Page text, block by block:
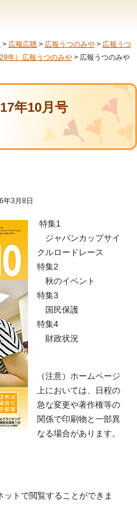
> 広報広聴 > 広報うつのみや > 広報うつ
年）広報うつのみや > 広報うつのみや
年10月号
3月8日
特集1
ジャパンカップサイ
クルロードレース
特集2
秋のイベント
特集3
国民保護
特集4
財政状況
（注意）ホームページ
上においては、日程の
急な変更や著作権等の
関係で印刷物と一部異
なる場合があります。
ットで閲覧することができま